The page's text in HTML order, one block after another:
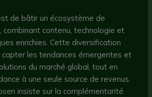
de bâtir un écosystème de
combinant contenu, technologie et
enrichies. Cette diversification
les tendances émergentes et
du marché global, tout en
à une seule source de revenus.
insiste sur la complémentarité